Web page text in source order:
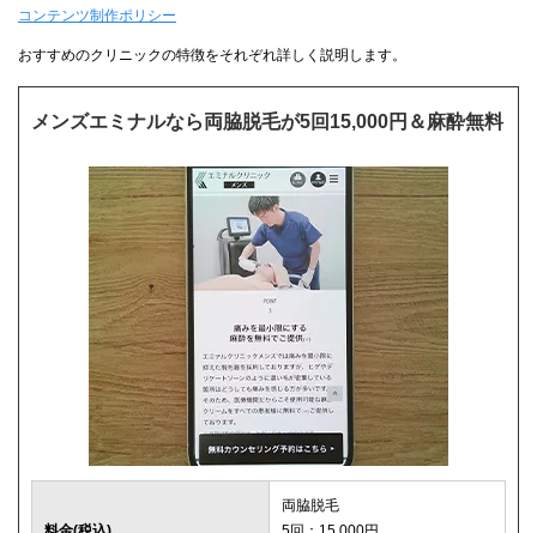
コンテンツ制作ポリシー
おすすめのクリニックの特徴をそれぞれ詳しく説明します。
メンズエミナルなら両脇脱毛が5回15,000円＆麻酔無料
両脇脱毛